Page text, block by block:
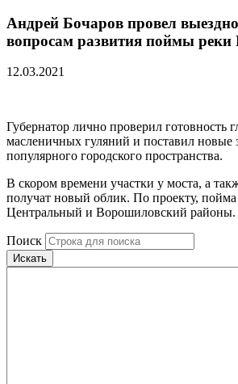
Андрей Бочаров провел
вопросам развития поймы
12.03.2021
Губернатор лично проверил готовность
масленичных гуляний и поставил новые
популярного городского пространства.
В скором времени участки у моста, а
получат новый облик. По проекту,
Центральный и Ворошиловский районы.
Поиск
Искать